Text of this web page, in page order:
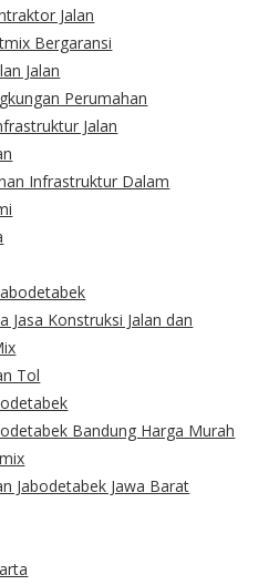
Jalan
Bergaransi
Jalan
Perumahan
Jalan
Infrastruktur Dalam
Jasa Konstruksi Jalan dan
Tol
Bandung Harga Murah
Jabodetabek Jawa Barat